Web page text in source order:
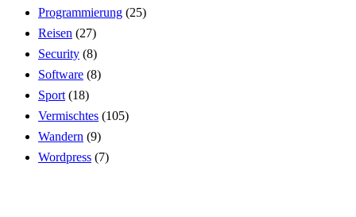
Programmierung (25)
Reisen (27)
Security (8)
Software (8)
Sport (18)
Vermischtes (105)
Wandern (9)
Wordpress (7)